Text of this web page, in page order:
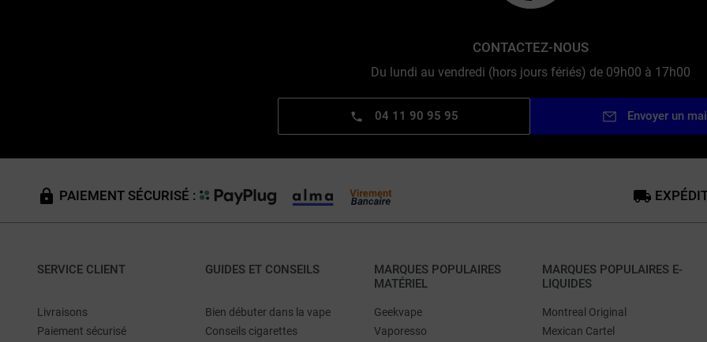
CONTACTEZ-NOUS
Du lundi au vendredi (hors jours fériés) de 09h00 à 17h00
04 11 90 95 95 Envoyer un
PAIEMENT SÉCURISÉ :
SERVICE CLIENT
Livraisons
Paiement sécurisé
GUIDES ET CONSEILS
Bien débuter dans la vape
Conseils cigarettes
MARQUES POPULAIRES
MATÉRIEL
Geekvape
Vaporesso
MARQUES POPULAIRES E-
LIQUIDES
Montreal Original
Mexican Cartel